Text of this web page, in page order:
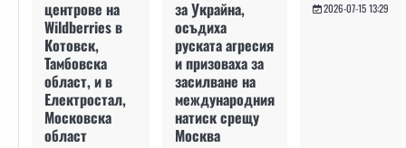
центрове на
Wildberries в
Котовск,
Тамбовска
област, и в
Електростал,
Московска
област
за Украйна,
осъдиха
руската агресия
и призоваха за
засилване на
международния
натиск срещу
Москва
2026-07-15 13:29